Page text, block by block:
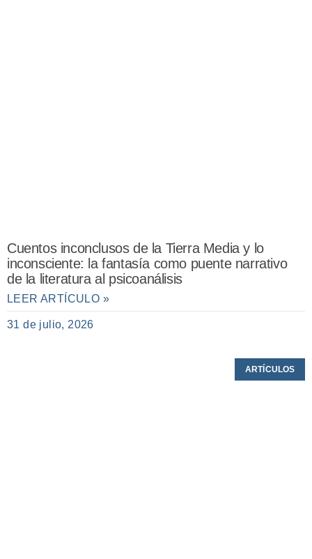
Cuentos inconclusos de la Tierra Media y lo
inconsciente: la fantasía como puente narrativo
de la literatura al psicoanálisis
LEER ARTÍCULO »
31 de julio, 2026
ARTÍCULOS